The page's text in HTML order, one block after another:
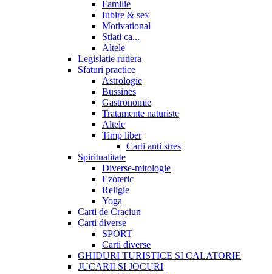
Familie
Iubire & sex
Motivational
Stiati ca...
Altele
Legislatie rutiera
Sfaturi practice
Astrologie
Bussines
Gastronomie
Tratamente naturiste
Altele
Timp liber
Carti anti stres
Spiritualitate
Diverse-mitologie
Ezoteric
Religie
Yoga
Carti de Craciun
Carti diverse
SPORT
Carti diverse
GHIDURI TURISTICE SI CALATORIE
JUCARII SI JOCURI